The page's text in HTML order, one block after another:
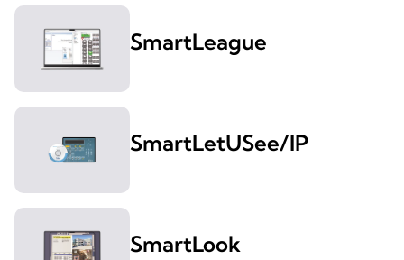
SmartLeague
SmartLetUSee/IP
SmartLook